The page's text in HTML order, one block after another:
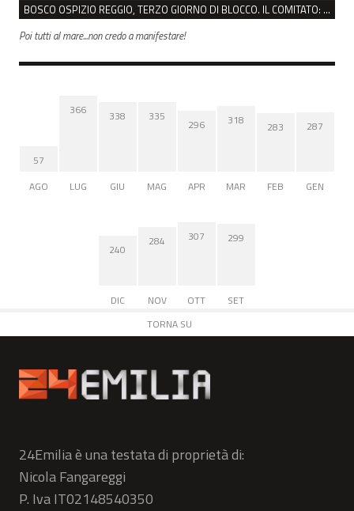
BOSCO OSPIZIO REGGIO, TERZO GIORNO DI BLOCCO. IL COMITATO: “PRESIDIO FINO A VENERDÌ”
Poi tutti al mare...non credo a manifestare!
57
AGO
366
LUG
338
GIU
335
MAG
296
APR
318
MAR
283
FEB
287
GEN
240
DIC
284
NOV
307
OTT
299
SET
TORNA SU
24Emilia è una testata di proprietà di:
Nicola Fangareggi
P. Iva IT02148540350